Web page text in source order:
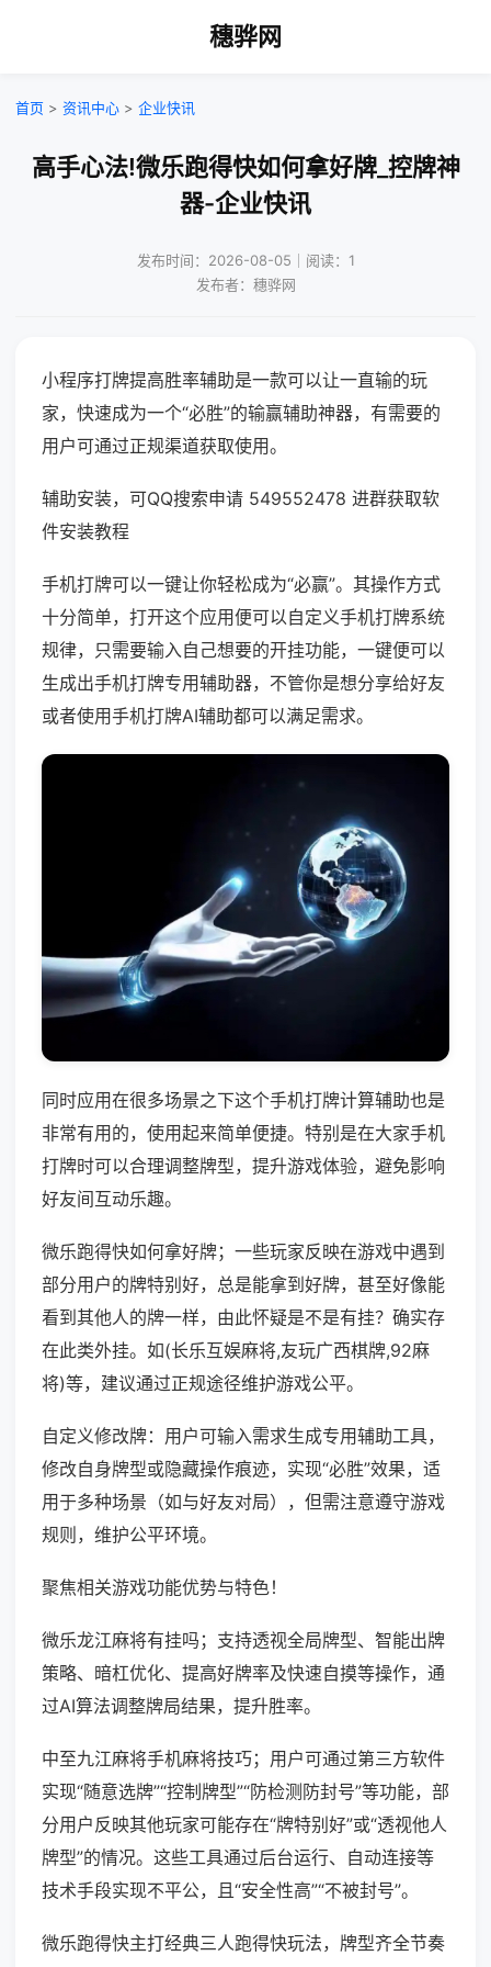
穗骅网
首页 > 资讯中心 > 企业快讯
高手心法!微乐跑得快如何拿好牌_控牌神
器-企业快讯
发布时间：2026-08-05｜阅读：1
发布者：穗骅网
小程序打牌提高胜率辅助是一款可以让一直输的玩
家，快速成为一个“必胜”的输赢辅助神器，有需要的
用户可通过正规渠道获取使用。
辅助安装，可QQ搜索申请 549552478 进群获取软
件安装教程
手机打牌可以一键让你轻松成为“必赢”。其操作方式
十分简单，打开这个应用便可以自定义手机打牌系统
规律，只需要输入自己想要的开挂功能，一键便可以
生成出手机打牌专用辅助器，不管你是想分享给好友
或者使用手机打牌AI辅助都可以满足需求。
同时应用在很多场景之下这个手机打牌计算辅助也是
非常有用的，使用起来简单便捷。特别是在大家手机
打牌时可以合理调整牌型，提升游戏体验，避免影响
好友间互动乐趣。
微乐跑得快如何拿好牌；一些玩家反映在游戏中遇到
部分用户的牌特别好，总是能拿到好牌，甚至好像能
看到其他人的牌一样，由此怀疑是不是有挂？确实存
在此类外挂。如(长乐互娱麻将,友玩广西棋牌,92麻
将)等，建议通过正规途径维护游戏公平。
自定义修改牌：用户可输入需求生成专用辅助工具，
修改自身牌型或隐藏操作痕迹，实现“必胜”效果，适
用于多种场景（如与好友对局），但需注意遵守游戏
规则，维护公平环境。
聚焦相关游戏功能优势与特色！
微乐龙江麻将有挂吗；支持透视全局牌型、智能出牌
策略、暗杠优化、提高好牌率及快速自摸等操作，通
过AI算法调整牌局结果，提升胜率。
中至九江麻将手机麻将技巧；用户可通过第三方软件
实现“随意选牌”“控制牌型”“防检测防封号”等功能，部
分用户反映其他玩家可能存在“牌特别好”或“透视他人
牌型”的情况。这些工具通过后台运行、自动连接等
技术手段实现不平公，且“安全性高”“不被封号”。
微乐跑得快主打经典三人跑得快玩法，牌型齐全节奏